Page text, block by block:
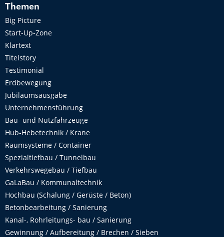
Themen
Big Picture
Start-Up-Zone
Klartext
Titelstory
Testimonial
Erdbewegung
Jubiläumsausgabe
Unternehmensführung
Bau- und Nutzfahrzeuge
Hub-Hebetechnik / Krane
Raumsysteme / Container
Spezialtiefbau / Tunnelbau
Verkehrswegebau / Tiefbau
GaLaBau / Kommunaltechnik
Hochbau (Schalung / Gerüste / Beton)
Betonbearbeitung / Sanierung
Kanal-, Rohrleitungs- bau / Sanierung
Gewinnung / Aufbereitung / Brechen / Sieben